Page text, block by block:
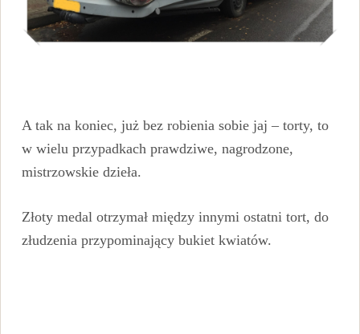
A tak na koniec, już bez robienia sobie jaj – torty, to
w wielu przypadkach prawdziwe, nagrodzone,
mistrzowskie dzieła.
Złoty medal otrzymał między innymi ostatni tort, do
złudzenia przypominający bukiet kwiatów.